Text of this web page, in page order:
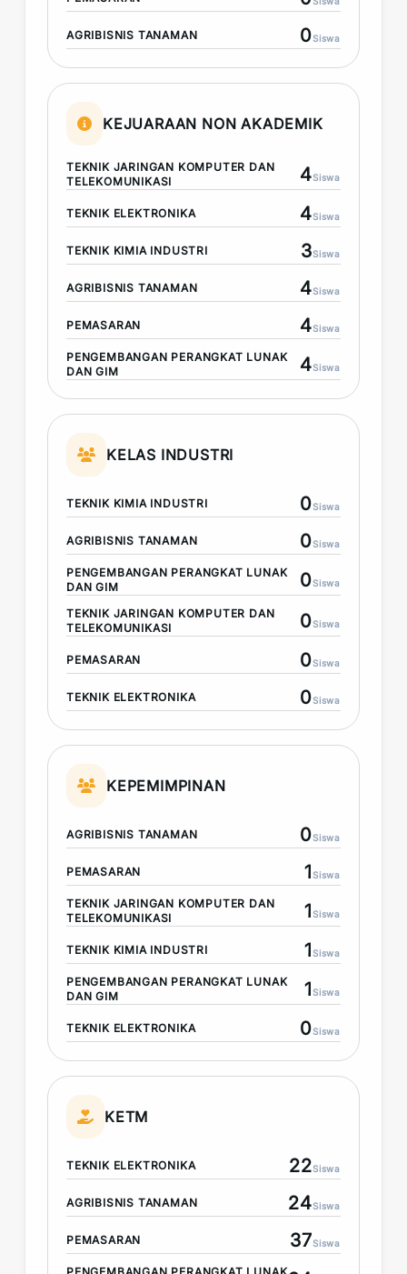
AGRIBISNIS TANAMAN 0Siswa
KEJUARAAN NON AKADEMIK
TEKNIK JARINGAN KOMPUTER DAN
TELEKOMUNIKASI
4Siswa
TEKNIK ELEKTRONIKA 4Siswa
TEKNIK KIMIA INDUSTRI 3Siswa
AGRIBISNIS TANAMAN 4Siswa
PEMASARAN 4Siswa
PENGEMBANGAN PERANGKAT LUNAK
DAN GIM
4Siswa
KELAS INDUSTRI
TEKNIK KIMIA INDUSTRI 0Siswa
AGRIBISNIS TANAMAN 0Siswa
PENGEMBANGAN PERANGKAT LUNAK
DAN GIM
0Siswa
TEKNIK JARINGAN KOMPUTER DAN
TELEKOMUNIKASI
0Siswa
PEMASARAN 0Siswa
TEKNIK ELEKTRONIKA 0Siswa
KEPEMIMPINAN
AGRIBISNIS TANAMAN 0Siswa
PEMASARAN 1Siswa
TEKNIK JARINGAN KOMPUTER DAN
TELEKOMUNIKASI
1Siswa
TEKNIK KIMIA INDUSTRI 1Siswa
PENGEMBANGAN PERANGKAT LUNAK
DAN GIM
1Siswa
TEKNIK ELEKTRONIKA 0Siswa
KETM
TEKNIK ELEKTRONIKA 22Siswa
AGRIBISNIS TANAMAN 24Siswa
PEMASARAN 37Siswa